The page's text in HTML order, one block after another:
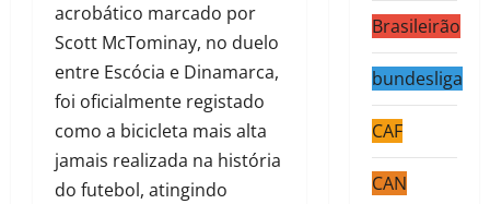
acrobático marcado por
Scott McTominay, no duelo
entre Escócia e Dinamarca,
foi oficialmente registado
como a bicicleta mais alta
jamais realizada na história
do futebol, atingindo
Brasileirão
bundesliga
CAF
CAN